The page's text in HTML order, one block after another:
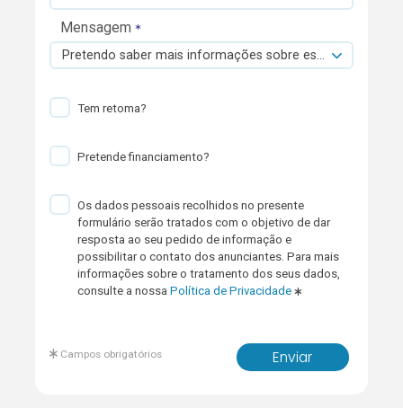
Mensagem
Pretendo saber mais informações sobre esta viatura.
Tem retoma?
Pretende financiamento?
Os dados pessoais recolhidos no presente
formulário serão tratados com o objetivo de dar
resposta ao seu pedido de informação e
possibilitar o contato dos anunciantes. Para mais
informações sobre o tratamento dos seus dados,
consulte a nossaPolítica de Privacidade
Enviar
Campos obrigatórios